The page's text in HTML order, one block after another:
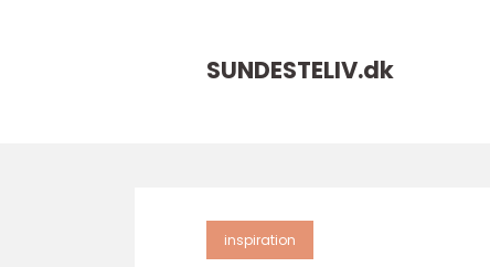
SUNDESTELIV.dk
inspiration